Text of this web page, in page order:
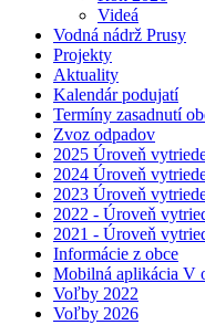
Videá
Vodná nádrž Prusy
Projekty
Aktuality
Kalendár podujatí
Termíny zasadnutí
Zvoz odpadov
2025 Úroveň
2024 Úroveň
2023 Úroveň
2022 - Úroveň
2021 - Úroveň
Informácie z obce
Mobilná aplikácia V
Voľby 2022
Voľby 2026